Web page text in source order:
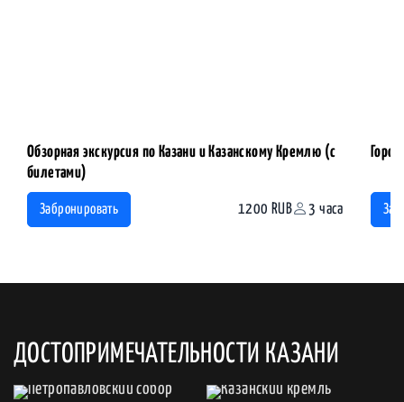
Обзорная экскурсия по Казани и Казанскому Кремлю (с
билетами)
Забронировать 1200 RUB 3 часа
ДОСТОПРИМЕЧАТЕЛЬНОСТИ КАЗАНИ